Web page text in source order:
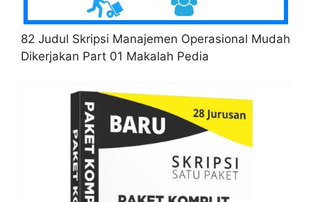
82 Judul Skripsi Manajemen Operasional Mudah
Dikerjakan Part 01 Makalah Pedia